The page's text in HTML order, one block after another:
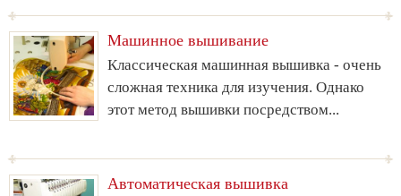
Машинное вышивание
Классическая машинная вышивка - очень
сложная техника для изучения. Однако
этот метод вышивки посредством...
Автоматическая вышивка